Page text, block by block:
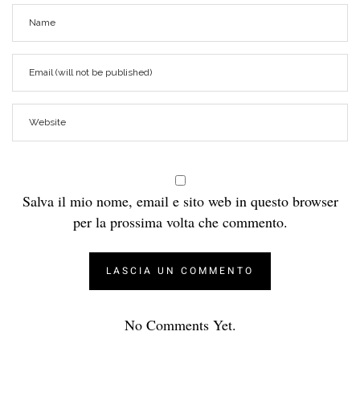
Salva il mio nome, email e sito web in questo browser
per la prossima volta che commento.
No Comments Yet.